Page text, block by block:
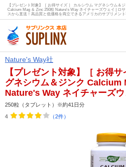
【プレゼント対象】［ お得サイズ ］ カルシウム マグネシウム＆ジ
Calcium Mag ＆ Zinc 250粒 Nature's Way ネイチャーズウェイ | ロ
スから直送！高品質と低価格を両立できるアメリカのサプリメン
Nature's Way社
【プレゼント対象】［ お得
グネシウム＆ジンク Calcium
Nature's Way ネイチャーズウ
250粒（タブレット）※約41日分
4
（2件）